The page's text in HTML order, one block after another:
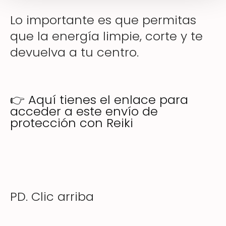
Lo importante es que permitas
que la energía limpie, corte y te
devuelva a tu centro.
👉 Aquí tienes el enlace para
acceder a este envío de
protección con Reiki
PD. Clic arriba